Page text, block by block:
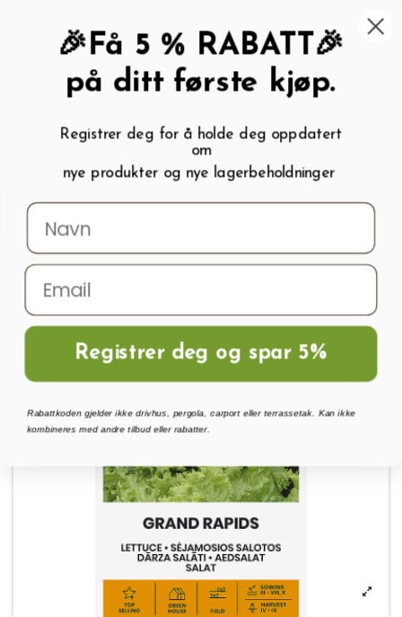
My wishlist ( 0
Menu Søk Logg inn Handlevogn
Hjem
🎉Få 5 % RABATT🎉
på ditt første kjøp.
Registrer deg for å holde deg oppdatert
om
nye produkter og nye lagerbeholdninger
Registrer deg og spar 5%
Rabattkoden gjelder ikke drivhus, pergola, carport eller terrassetak. Kan ikke
kombineres med andre tilbud eller rabatter.